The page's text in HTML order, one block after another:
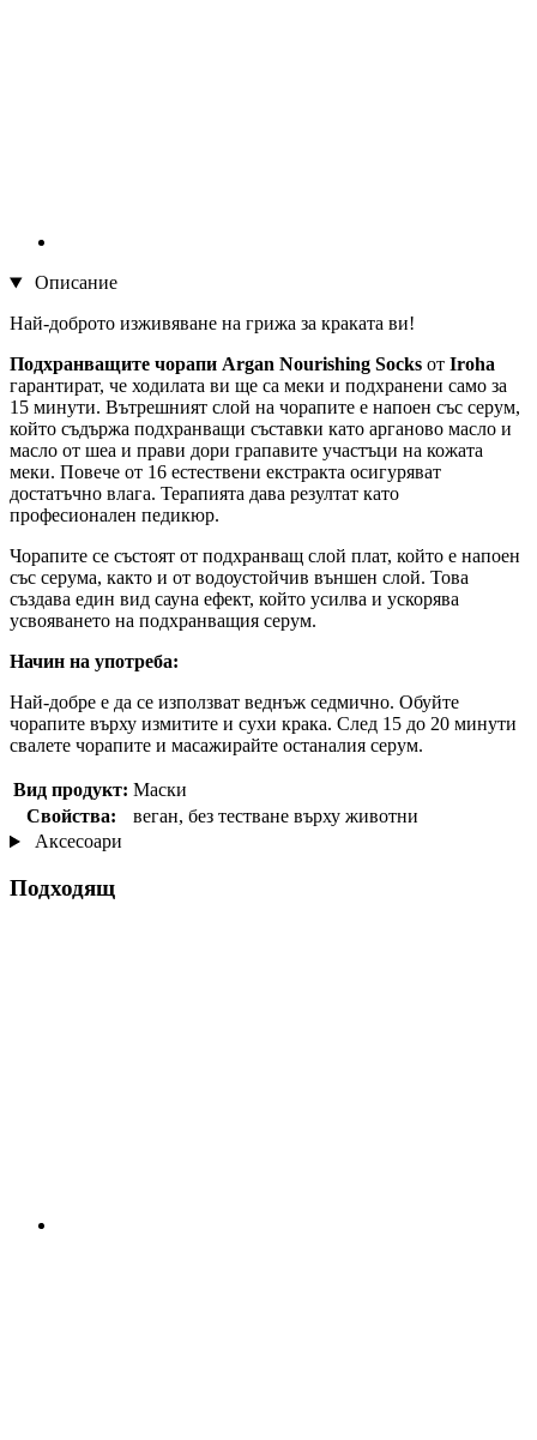
Описание
Най-доброто изживяване на грижа за краката ви!
Подхранващите чорапи Argan Nourishing Socks от Iroha
гарантират, че ходилата ви ще са меки и подхранени само за
15 минути. Вътрешният слой на чорапите е напоен със серум,
който съдържа подхранващи съставки като арганово масло и
масло от шеа и прави дори грапавите участъци на кожата
меки. Повече от 16 естествени екстракта осигуряват
достатъчно влага. Терапията дава резултат като
професионален педикюр.
Чорапите се състоят от подхранващ слой плат, който е напоен
със серума, както и от водоустойчив външен слой. Това
създава един вид сауна ефект, който усилва и ускорява
усвояването на подхранващия серум.
Начин на употреба:
Най-добре е да се използват веднъж седмично. Обуйте
чорапите върху измитите и сухи крака. След 15 до 20 минути
свалете чорапите и масажирайте останалия серум.
Вид продукт: Маски
Свойства:
веган, без тестване върху животни
Аксесоари
Подходящ